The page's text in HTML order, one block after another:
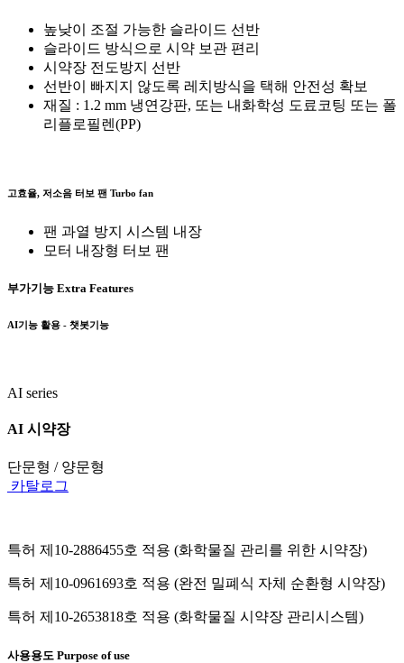
높낮이 조절 가능한 슬라이드 선반
슬라이드 방식으로 시약 보관 편리
시약장 전도방지 선반
선반이 빠지지 않도록 레치방식을 택해 안전성 확보
재질 : 1.2 mm 냉연강판, 또는 내화학성 도료코팅 또는 폴
리플로필렌(PP)
고효율, 저소음 터보 팬 Turbo fan
팬 과열 방지 시스템 내장
모터 내장형 터보 팬
부가기능 Extra Features
AI기능 활용 - 챗봇기능
AI series
AI 시약장
단문형 / 양문형
카탈로그
특허 제10-2886455호 적용 (화학물질 관리를 위한 시약장)
특허 제10-0961693호 적용 (완전 밀폐식 자체 순환형 시약장)
특허 제10-2653818호 적용 (화학물질 시약장 관리시스템)
사용용도 Purpose of use